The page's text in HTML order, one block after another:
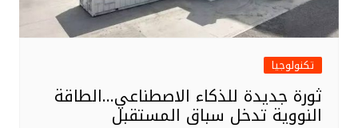
تكنولوجيا
ثورة جديدة للذكاء الاصطناعي…الطاقة
النووية تدخل سباق المستقبل